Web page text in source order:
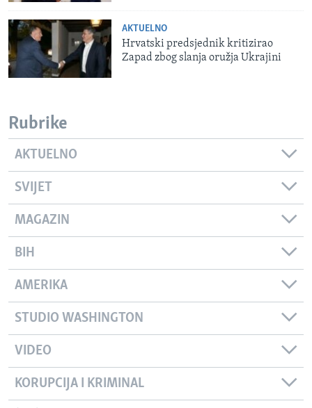
AKTUELNO
Hrvatski predsjednik kritizirao
Zapad zbog slanja oružja Ukrajini
Rubrike
AKTUELNO
SVIJET
MAGAZIN
BIH
AMERIKA
STUDIO WASHINGTON
VIDEO
KORUPCIJA I KRIMINAL